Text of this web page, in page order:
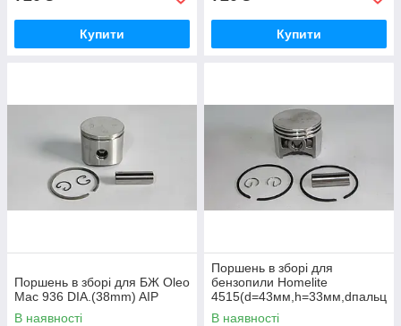
Купити Купити
Поршень в зборі для БЖ Oleo
Mac 936 DIA.(38mm) AIP
В наявності
Поршень в зборі для
бензопили Homelite
4515(d=43мм,h=33мм,dпальц
а=10мм)
В наявності